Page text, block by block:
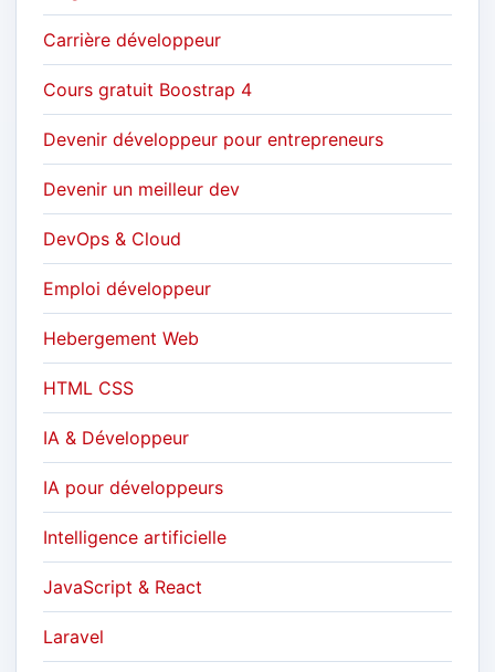
Carrière développeur
Cours gratuit Boostrap 4
Devenir développeur pour entrepreneurs
Devenir un meilleur dev
DevOps & Cloud
Emploi développeur
Hebergement Web
HTML CSS
IA & Développeur
IA pour développeurs
Intelligence artificielle
JavaScript & React
Laravel